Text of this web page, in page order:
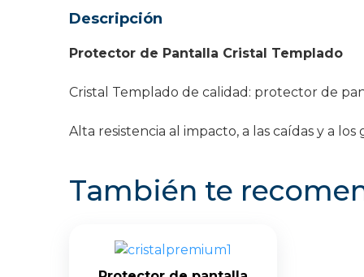
Descripción
Protector de Pantalla Cristal Templado
Cristal Templado de calidad: protector de
Alta resistencia al impacto, a las caídas y a los
También te